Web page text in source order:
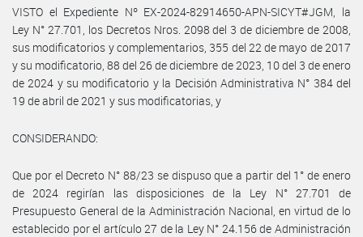
VISTO el Expediente Nº EX-2024-82914650-APN-SICYT#JGM, la
Ley N° 27.701, los Decretos Nros. 2098 del 3 de diciembre de 2008,
sus modificatorios y complementarios, 355 del 22 de mayo de 2017
y su modificatorio, 88 del 26 de diciembre de 2023, 10 del 3 de enero
de 2024 y su modificatorio y la Decisión Administrativa N° 384 del
19 de abril de 2021 y sus modificatorias, y
CONSIDERANDO:
Que por el Decreto N° 88/23 se dispuso que a partir del 1° de enero
de 2024 regirían las disposiciones de la Ley N° 27.701 de
Presupuesto General de la Administración Nacional, en virtud de lo
establecido por el artículo 27 de la Ley N° 24.156 de Administración